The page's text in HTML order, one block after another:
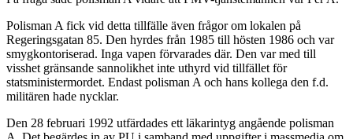
Polisman A fick vid detta tillfälle även frågor om lokalen på
Regeringsgatan 85. Den hyrdes från 1985 till hösten 1986 och var
smygkontoriserad. Inga vapen förvarades där. Den var med till
visshet gränsande sannolikhet inte uthyrd vid tillfället för
statsministermordet. Endast polisman A och hans kollega den f.d.
militären hade nycklar.
Den 28 februari 1992 utfärdades ett läkarintyg angående polisman